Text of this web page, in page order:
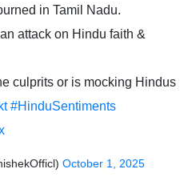
in Tamil Nadu.
attack on Hindu faith &
culprits or is mocking Hindus
#HinduSentiments
October 1, 2025